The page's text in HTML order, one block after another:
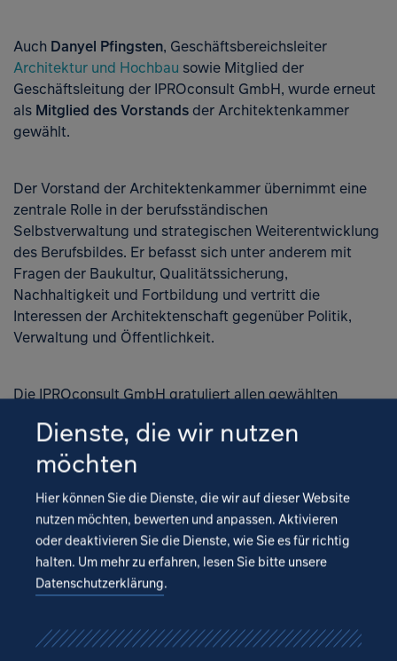
Auch Danyel Pfingsten, Geschäftsbereichsleiter
Architektur und Hochbau sowie Mitglied der
Geschäftsleitung der IPROconsult GmbH, wurde erneut
als Mitglied des Vorstandsder Architektenkammer
gewählt.
Der Vorstand der Architektenkammer übernimmt eine
zentrale Rolle in der berufsständischen
Selbstverwaltung und strategischen Weiterentwicklung
des Berufsbildes. Er befasst sich unter anderem mit
Fragen der Baukultur, Qualitätssicherung,
Nachhaltigkeit und Fortbildung und vertritt die
Interessen der Architektenschaft gegenüber Politik,
Verwaltung und Öffentlichkeit.
Die IPROconsult GmbH gratuliert allen gewählten
erfolgreiche Amtszeit.
Dienste, die wir nutzen
möchten
Hier können Sie die Dienste, die wir auf dieser Website
nutzen möchten, bewerten und anpassen. Aktivieren
oder deaktivieren Sie die Dienste, wie Sie es für richtig
halten. Um mehr zu erfahren, lesen Sie bitte unsere
Datenschutzerklärung.